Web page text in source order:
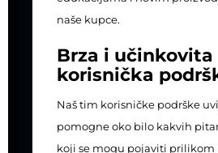
naše kupce.
Brza i učinkovita
korisnička
Naš tim korisničke podrške
pomogne oko bilo kakvih
koji se mogu pojaviti prilikom